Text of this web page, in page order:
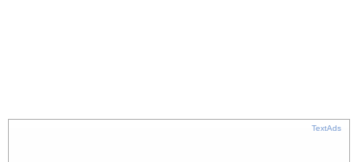
TextAds